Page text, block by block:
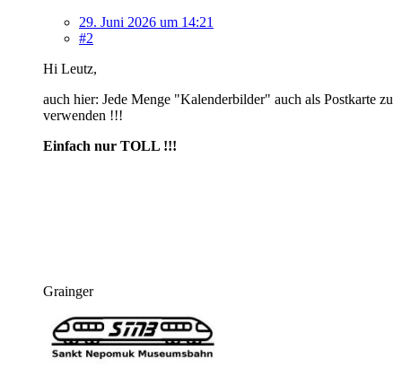
29. Juni 2026 um 14:21
#2
Hi Leutz,
auch hier: Jede Menge "Kalenderbilder" auch als Postkarte zu
verwenden !!!
Einfach nur TOLL !!!
Grainger